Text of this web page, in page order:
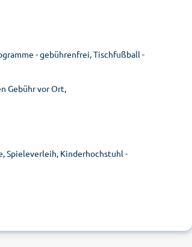
- gebührenfrei, Tischfußball -
Gebühr vor Ort,
Spieleverleih, Kinderhochstuhl -